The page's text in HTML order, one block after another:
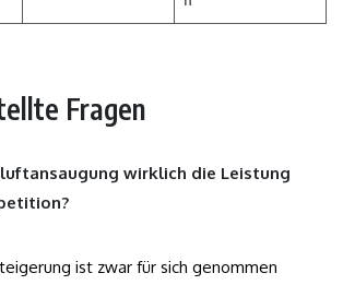
Fragen
wirklich die Leistung
ist zwar für sich genommen